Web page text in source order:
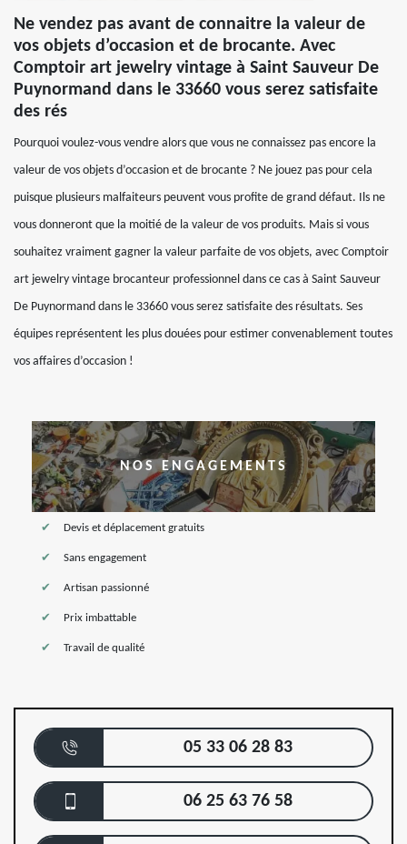
Ne vendez pas avant de connaitre la valeur de
vos objets d’occasion et de brocante. Avec
Comptoir art jewelry vintage à Saint Sauveur De
Puynormand dans le 33660 vous serez satisfaite
des rés
Pourquoi voulez-vous vendre alors que vous ne connaissez pas encore la
valeur de vos objets d’occasion et de brocante ? Ne jouez pas pour cela
puisque plusieurs malfaiteurs peuvent vous profite de grand défaut. Ils ne
vous donneront que la moitié de la valeur de vos produits. Mais si vous
souhaitez vraiment gagner la valeur parfaite de vos objets, avec Comptoir
art jewelry vintage brocanteur professionnel dans ce cas à Saint Sauveur
De Puynormand dans le 33660 vous serez satisfaite des résultats. Ses
équipes représentent les plus douées pour estimer convenablement toutes
vos affaires d’occasion !
NOS ENGAGEMENTS
Devis et déplacement gratuits
Sans engagement
Artisan passionné
Prix imbattable
Travail de qualité
05 33 06 28 83
06 25 63 76 58